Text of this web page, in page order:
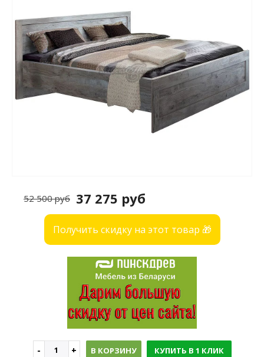
37 275 руб
52 500 руб
Получить скидку на этот товар 🎁
В КОРЗИНУ КУПИТЬ В 1 КЛИК